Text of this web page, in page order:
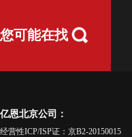
您可能在找
亿恩北京公司：
经营性ICP/ISP证：京B2-20150015